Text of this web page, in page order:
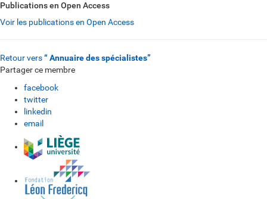
Publications en Open Access
Voir les publications en Open Access
Retour vers“ Annuaire des spécialistes”
Partager ce membre
facebook
twitter
linkedin
email